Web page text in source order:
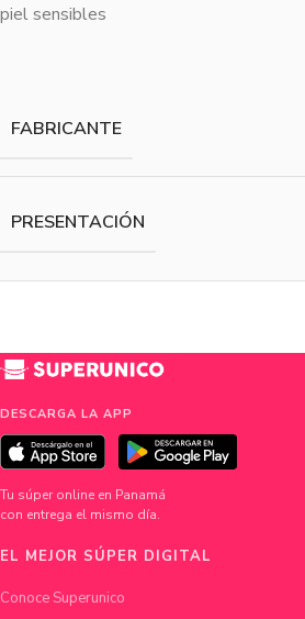
piel sensibles
FABRICANTE
PRESENTACIÓN
DESCARGA LA APP
Tu súper online en Panamá
con entrega el mismo día.
EL MEJOR SÚPER DIGITAL
Conoce Superunico